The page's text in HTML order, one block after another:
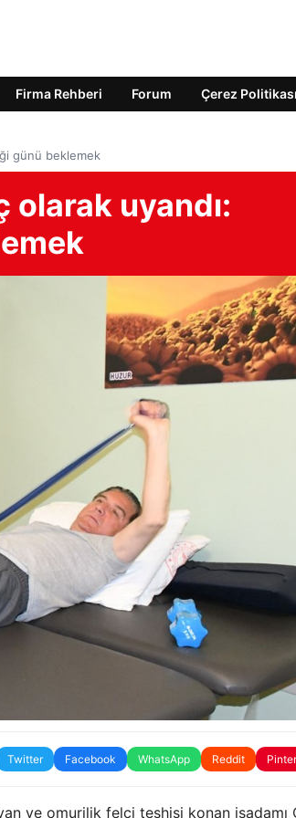
Firma Rehberi Forum Çerez Politikası
günü beklemek
olarak uyandı:
Twitter Facebook WhatsApp Reddit
ve omurilik felci teşhisi konan işadamı